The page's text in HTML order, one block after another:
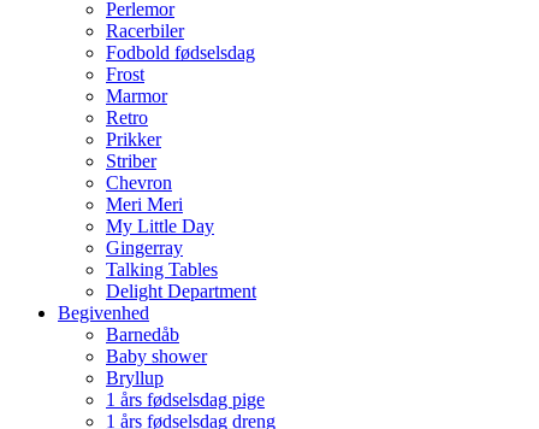
Perlemor
Racerbiler
Fodbold fødselsdag
Frost
Marmor
Retro
Prikker
Striber
Chevron
Meri Meri
My Little Day
Gingerray
Talking Tables
Delight Department
Begivenhed
Barnedåb
Baby shower
Bryllup
1 års fødselsdag pige
1 års fødselsdag dreng